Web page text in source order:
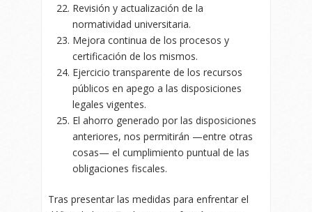
Revisión y actualización de la
normatividad universitaria.
Mejora continua de los procesos y
certificación de los mismos.
Ejercicio transparente de los recursos
públicos en apego a las disposiciones
legales vigentes.
El ahorro generado por las disposiciones
anteriores, nos permitirán —entre otras
cosas— el cumplimiento puntual de las
obligaciones fiscales.
Tras presentar las medidas para enfrentar el